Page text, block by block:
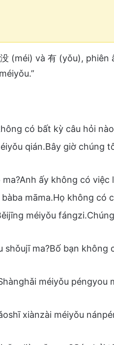
(méi) và 有 (yǒu), phiên
có bất kỳ câu hỏi
qián.Bây giờ chúng
ấy không có việc
māma.Họ không có
méiyǒu
shǒujī ma?Bố bạn không
méiyǒu péngyou
xiànzài méiyǒu